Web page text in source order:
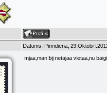
Datums: Pirmdiena,
mjaa,man bij netajaa vietaa,nu